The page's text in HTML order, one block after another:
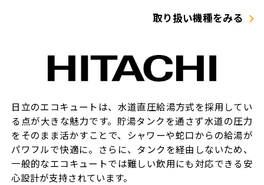
取り扱い機種をみる
日立のエコキュートは、水道直圧給湯方式を採用してい
る点が大きな魅力です。貯湯タンクを通さず水道の圧力
をそのまま活かすことで、シャワーや蛇口からの給湯が
パワフルで快適に。さらに、タンクを経由しないため、
一般的なエコキュートでは難しい飲用にも対応できる安
心設計が支持されています。